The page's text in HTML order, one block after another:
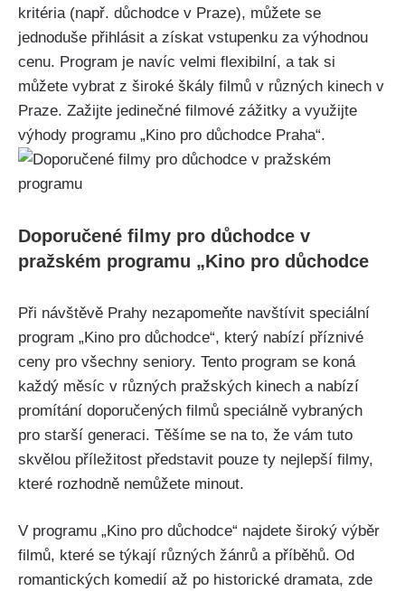
kritéria (např. důchodce v Praze), můžete se
jednoduše přihlásit a získat vstupenku za výhodnou
cenu. Program je navíc velmi flexibilní, a tak si
můžete vybrat z široké škály filmů v různých kinech v
Praze. Zažijte jedinečné filmové zážitky a využijte
výhody programu „Kino pro důchodce Praha“.
Doporučené filmy pro důchodce v
pražském programu „Kino pro důchodce
Při návštěvě Prahy nezapomeňte navštívit speciální
program „Kino pro důchodce“, který nabízí příznivé
ceny pro všechny seniory. Tento program se koná
každý měsíc v různých pražských kinech a nabízí
promítání doporučených filmů speciálně vybraných
pro starší generaci. Těšíme se na to, že vám tuto
skvělou příležitost představit pouze ty nejlepší filmy,
které rozhodně nemůžete minout.
V programu „Kino pro důchodce“ najdete široký výběr
filmů, které se týkají různých žánrů a příběhů. Od
romantických komedií až po historické dramata, zde